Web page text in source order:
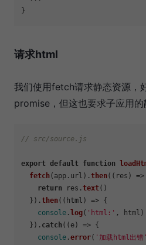
请求html
我们使用fetch请求静态资源，
promise，但这也要求子应用的
// src/source.js
export default function
fetch(app. url ).then( ( res ) =>
return res.text()
  }).
then( ( html ) => {
console . log( 'html:' , html)
  }).
catch ( ( e ) => {
console .error( '加载html出错'